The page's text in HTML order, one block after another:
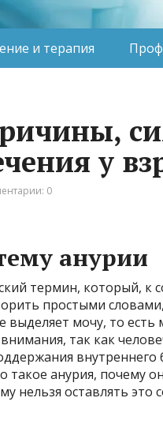
и терапия
у
0
анурии
термин, который, к
простыми
выделяет мочу, то есть
так как
внутреннего
такое анурия, почему
нельзя оставлять это